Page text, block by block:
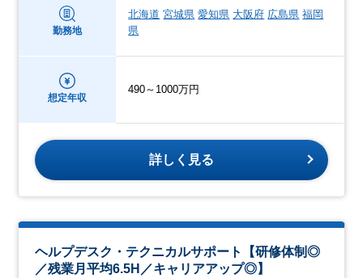
勤務地
北海道 宮城県 愛知県 大阪府 広島県 福岡
県
想定年収
490～1000万円
詳しく見る
ヘルプデスク・テクニカルサポート【研修体制◎
／残業月平均6.5H／キャリアアップ◎】